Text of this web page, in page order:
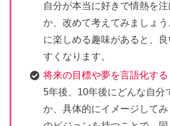
自分が本当に好きで情熱を
か、改めて考えてみましょ
に楽しめる趣味があると、
すくなります。
将来の目標や夢を言語化する
5年後、10年後にどんな自分
か、具体的にイメージして